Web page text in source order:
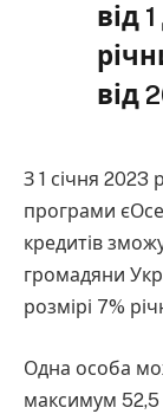
від
від
З 1 січня 2023
програми
кредитів
громадяни
розмірі 7%
Одна особа
максимум